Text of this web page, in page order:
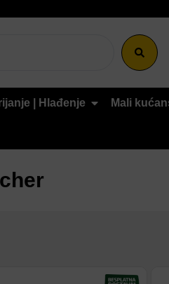
| Hlađenje Mali